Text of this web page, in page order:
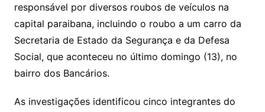
responsável por diversos roubos de veículos na
capital paraibana, incluindo o roubo a um carro da
Secretaria de Estado da Segurança e da Defesa
Social, que aconteceu no último domingo (13), no
bairro dos Bancários.
As investigações identificou cinco integrantes do